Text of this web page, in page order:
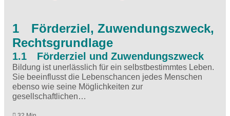
1 Förderziel, Zuwendungszweck,
Rechtsgrundlage
1.1 Förderziel und Zuwendungszweck
Bildung ist unerlässlich für ein selbstbestimmtes Leben.
Sie beeinflusst die Lebenschancen jedes Menschen
ebenso wie seine Möglichkeiten zur
gesellschaftlichen…